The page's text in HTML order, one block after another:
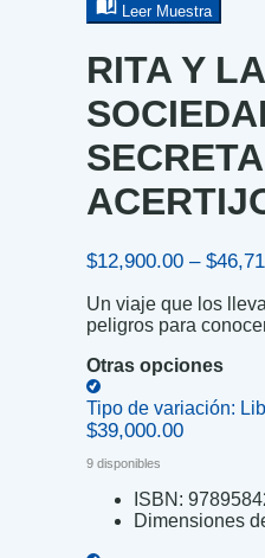
Leer Muestra
RITA Y LA
$12,900.00 – $
Un viaje que los
peligros para
Otras opciones
Tipo de variación:
$39,000.00
9 disponibles
ISBN:
Dimensiones